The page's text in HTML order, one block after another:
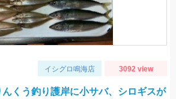
イシグロ鳴海店 3092 view
くう釣り護岸に小サバ、シロギスが